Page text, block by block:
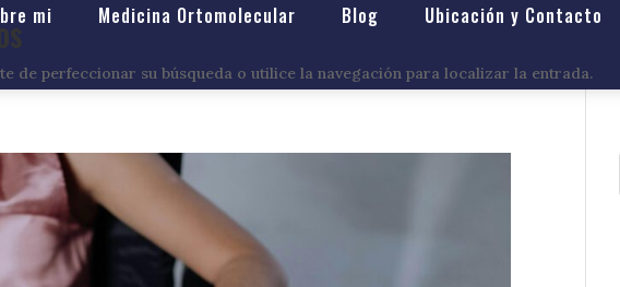
mi Medicina Ortomolecular Blog Ubicación y Contacto
de perfeccionar su búsqueda o utilice la navegación para localizar la entrada.